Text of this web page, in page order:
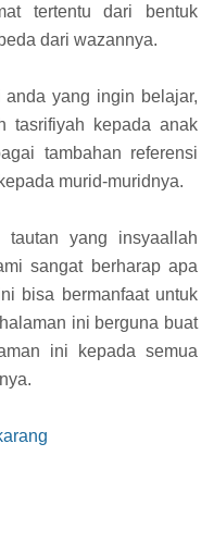
tertentu dari bentuk
dari wazannya.
yang ingin belajar,
tasrifiyah kepada anak
tambahan referensi
murid-muridnya.
yang insyaallah
sangat berharap apa
bisa bermanfaat untuk
ini berguna buat
ini kepada semua